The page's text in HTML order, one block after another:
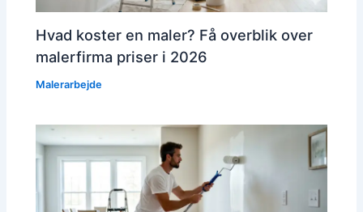
Hvad koster en maler? Få overblik over
malerfirma priser i 2026
Malerarbejde